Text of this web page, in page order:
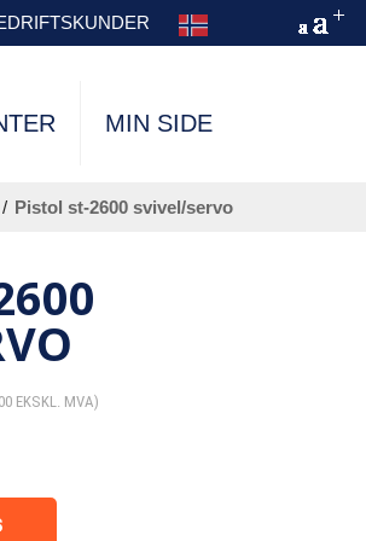
MIN SIDE
/ pistol st-2600 svivel/servo
EKSKL. MVA)